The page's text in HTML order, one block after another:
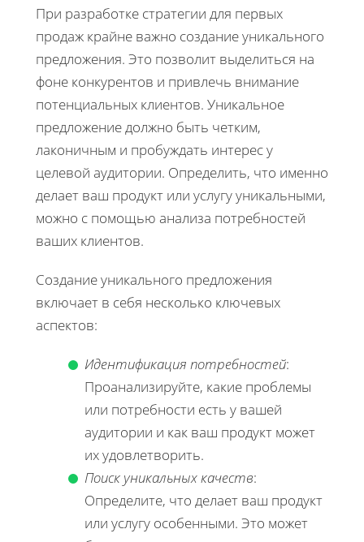
При разработке стратегии для первых
продаж крайне важно создание уникального
предложения. Это позволит выделиться на
фоне конкурентов и привлечь внимание
потенциальных клиентов. Уникальное
предложение должно быть четким,
лаконичным и пробуждать интерес у
целевой аудитории. Определить, что именно
делает ваш продукт или услугу уникальными,
можно с помощью анализа потребностей
ваших клиентов.
Создание уникального предложения
включает в себя несколько ключевых
аспектов:
Идентификация потребностей:
Проанализируйте, какие проблемы
или потребности есть у вашей
аудитории и как ваш продукт может
их удовлетворить.
Поиск уникальных качеств:
Определите, что делает ваш продукт
или услугу особенными. Это может